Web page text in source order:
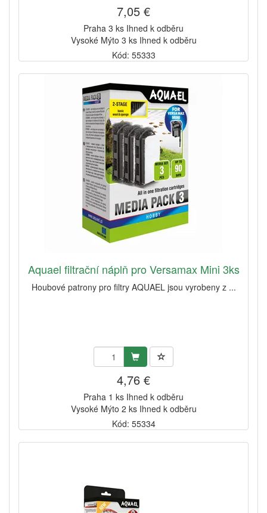
7,05 €
Praha 3 ks Ihned k odběru
Vysoké Mýto 3 ks Ihned k odběru
Kód: 55333
Aquael filtrační náplň pro Versamax Mini 3ks
Houbové patrony pro filtry AQUAEL jsou vyrobeny z ...
4,76 €
Praha 1 ks Ihned k odběru
Vysoké Mýto 2 ks Ihned k odběru
Kód: 55334